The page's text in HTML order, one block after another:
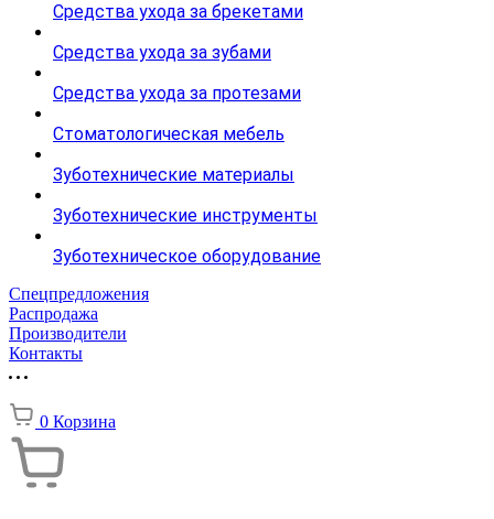
Средства ухода за брекетами
Средства ухода за зубами
Средства ухода за протезами
Стоматологическая мебель
Зуботехнические материалы
Зуботехнические инструменты
Зуботехническое оборудование
Спецпредложения
Распродажа
Производители
Контакты
0 Корзина